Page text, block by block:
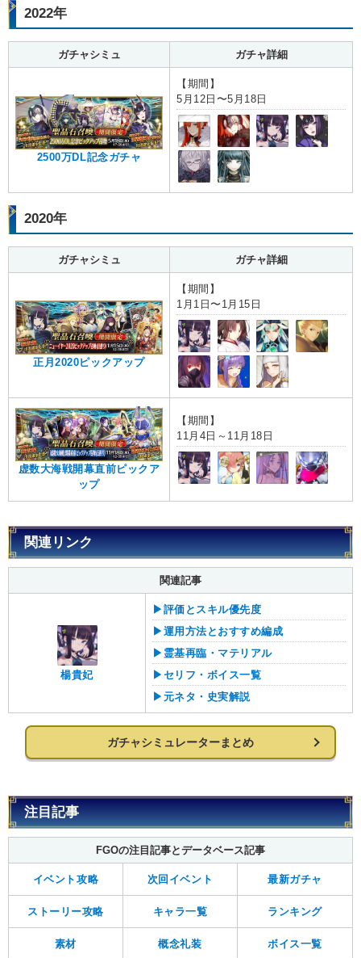
2022年
ガチャシミュ ガチャ詳細
2500万DL記念ガチャ
【期間】
5月12日〜5月18日
2020年
ガチャシミュ ガチャ詳細
正月2020ピックアップ
【期間】
1月1日〜1月15日
虚数大海戦開幕直前ピックア
ップ
【期間】
11月4日～11月18日
関連リンク
関連記事
楊貴妃
▶︎評価とスキル優先度
▶︎運用方法とおすすめ編成
▶︎霊基再臨・マテリアル
▶︎セリフ・ボイス一覧
▶︎元ネタ・史実解説
ガチャシミュレーターまとめ
注目記事
FGOの注目記事とデータベース記事
イベント攻略 次回イベント 最新ガチャ
ストーリー攻略 キャラ一覧 ランキング
素材 概念礼装 ボイス一覧